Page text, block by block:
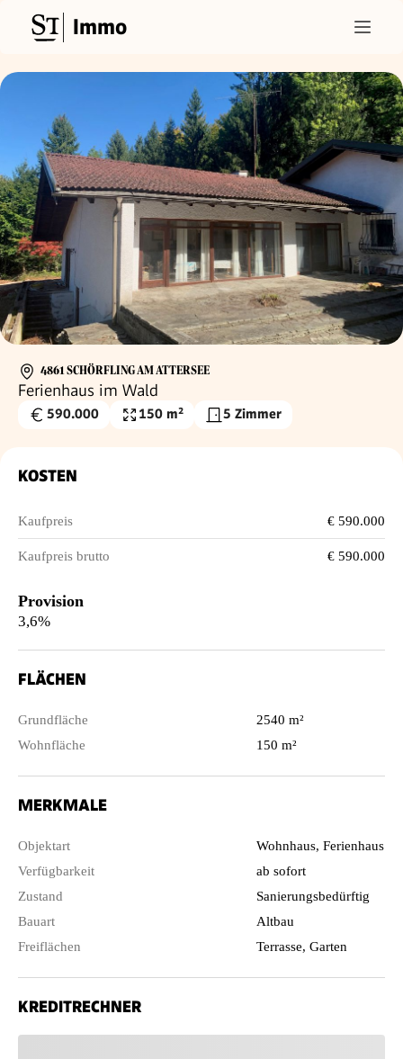
Immo
4861 SCHÖRFLING AM ATTERSEE
Ferienhaus im Wald
Kaufpreis
590.000
Wohnfläche
150 m² 5 Zimmer
KOSTEN
Kaufpreis € 590.000
Kaufpreis brutto € 590.000
Provision
3,6%
FLÄCHEN
Grundfläche
2540 m²
Wohnfläche
150 m²
MERKMALE
Objektart
Wohnhaus, Ferienhaus
Verfügbarkeit
ab sofort
Zustand
Sanierungsbedürftig
Bauart
Altbau
Freiflächen
Terrasse, Garten
KREDITRECHNER